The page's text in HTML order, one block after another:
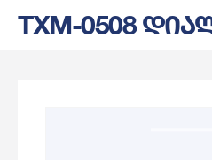
TXM-0508